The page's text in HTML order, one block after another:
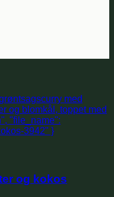
og kokos